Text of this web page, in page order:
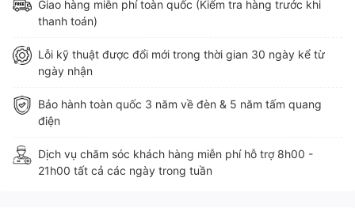
Giao hàng miễn phí toàn quốc (Kiểm tra hàng trước khi
thanh toán)
Lỗi kỹ thuật được đổi mới trong thời gian 30 ngày kể từ
ngày nhận
Bảo hành toàn quốc 3 năm về đèn & 5 năm tấm quang
điện
Dịch vụ chăm sóc khách hàng miễn phí hỗ trợ 8h00 -
21h00 tất cả các ngày trong tuần